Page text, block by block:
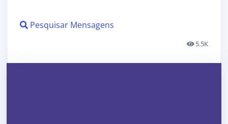
Pesquisar Mensagens
5.5K